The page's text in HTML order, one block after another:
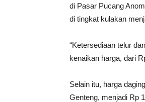
di Pasar Pucang
di tingkat kulakan
“Ketersediaan telur
kenaikan harga, dari
Selain itu, harga
Genteng, menjadi Rp